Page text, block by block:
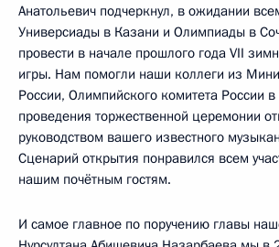
Анатольевич подчеркнул, в ожидании
Универсиады в Казани и Олимпиады в
провести в начале прошлого года VII
игры. Нам помогли наши коллеги из
России, Олимпийского комитета России
проведения торжественной церемонии
руководством вашего известного
Сценарий открытия понравился всем
нашим почётным гостям.
И самое главное по поручению главы